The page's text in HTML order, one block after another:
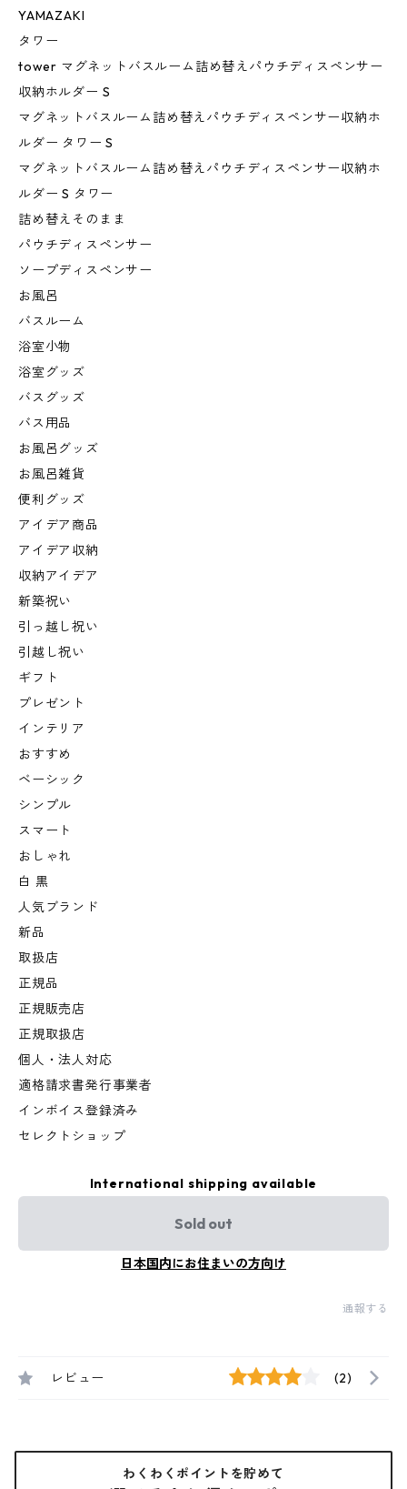
YAMAZAKI
タワー
tower マグネットバスルーム詰め替えパウチディスペンサー
収納ホルダー S
マグネットバスルーム詰め替えパウチディスペンサー収納ホ
ルダー タワー S
マグネットバスルーム詰め替えパウチディスペンサー収納ホ
ルダー S タワー
詰め替えそのまま
パウチディスペンサー
ソープディスペンサー
お風呂
バスルーム
浴室小物
浴室グッズ
バスグッズ
バス用品
お風呂グッズ
お風呂雑貨
便利グッズ
アイデア商品
アイデア収納
収納アイデア
新築祝い
引っ越し祝い
引越し祝い
ギフト
プレゼント
インテリア
おすすめ
ベーシック
シンプル
スマート
おしゃれ
白 黒
人気ブランド
新品
取扱店
正規品
正規販売店
正規取扱店
個人・法人対応
適格請求書発行事業者
インボイス登録済み
セレクトショップ
International shipping available
Sold out
日本国内にお住まいの方向け
通報する
レビュー (2)
わくわくポイントを貯めて